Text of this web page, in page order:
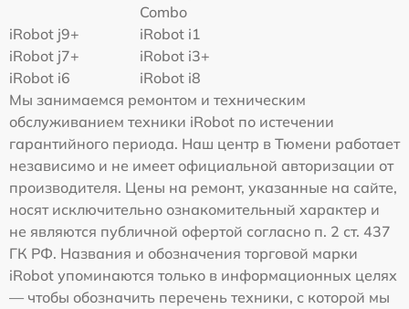
Combo
iRobot j9+
iRobot i1
iRobot j7+
iRobot i3+
iRobot i6
iRobot i8
Мы занимаемся ремонтом и техническим
обслуживанием техники iRobot по истечении
гарантийного периода. Наш центр в Тюмени работает
независимо и не имеет официальной авторизации от
производителя. Цены на ремонт, указанные на сайте,
носят исключительно ознакомительный характер и
не являются публичной офертой согласно п. 2 ст. 437
ГК РФ. Названия и обозначения торговой марки
iRobot упоминаются только в информационных целях
— чтобы обозначить перечень техники, с которой мы